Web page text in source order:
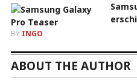
BY INGO
ABOUT THE AUTHOR